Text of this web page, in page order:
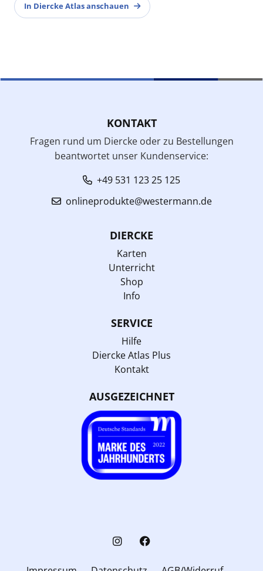
In Diercke Atlas anschauen
KONTAKT
Fragen rund um Diercke oder zu Bestellungen
beantwortet unser Kundenservice:
+49 531 123 25 125
onlineprodukte@westermann.de
DIERCKE
Karten
Unterricht
Shop
Info
SERVICE
Hilfe
Diercke Atlas Plus
Kontakt
AUSGEZEICHNET